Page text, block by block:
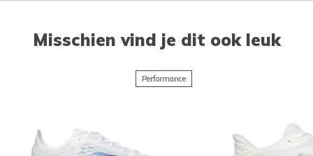
Misschien vind je dit ook leuk
Performance